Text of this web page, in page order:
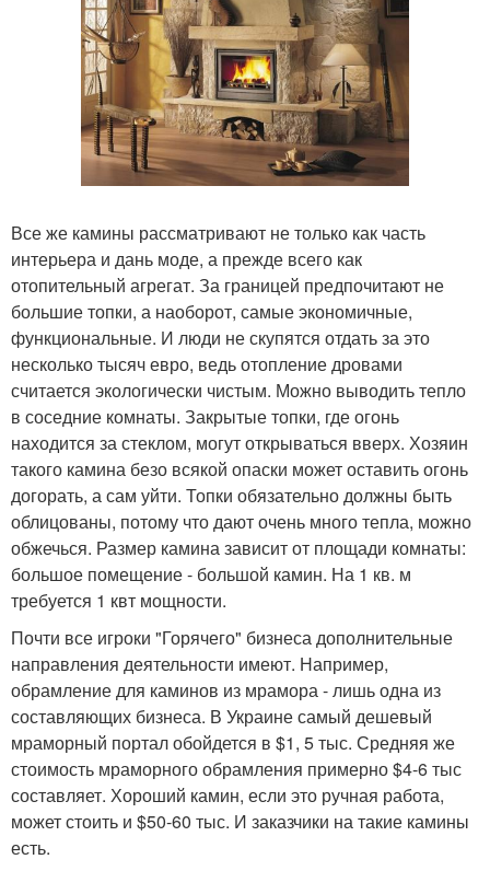
Все же камины рассматривают не только как часть
интерьера и дань моде, а прежде всего как
отопительный агрегат. За границей предпочитают не
большие топки, а наоборот, самые экономичные,
функциональные. И люди не скупятся отдать за это
несколько тысяч евро, ведь отопление дровами
считается экологически чистым. Можно выводить тепло
в соседние комнаты. Закрытые топки, где огонь
находится за стеклом, могут открываться вверх. Хозяин
такого камина безо всякой опаски может оставить огонь
догорать, а сам уйти. Топки обязательно должны быть
облицованы, потому что дают очень много тепла, можно
обжечься. Размер камина зависит от площади комнаты:
большое помещение - большой камин. На 1 кв. м
требуется 1 квт мощности.
Почти все игроки "Горячего" бизнеса дополнительные
направления деятельности имеют. Например,
обрамление для каминов из мрамора - лишь одна из
составляющих бизнеса. В Украине самый дешевый
мраморный портал обойдется в $1, 5 тыс. Средняя же
стоимость мраморного обрамления примерно $4-6 тыс
составляет. Хороший камин, если это ручная работа,
может стоить и $50-60 тыс. И заказчики на такие камины
есть.